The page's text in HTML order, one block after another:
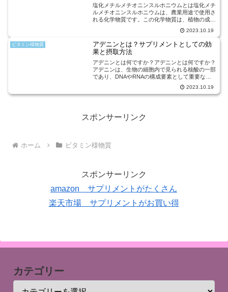
塩化メチルメチオニンスルホニウムとは塩化メチ
ルメチオニンスルホニウムは、農業用途で使用さ
れる化学物質です。この化学物質は、植物の成長
ります。塩化メチルメチオニンスルホニウムは、
土壌中の栄養素の吸収...
2023.10.19
ビタミン様物質
アデニンとは？サプリメントとしての効
果と摂取方法
アデニンとは何ですか？アデニンとは何ですか？
アデニンは、生物の細胞内で見られる核酸の一部
であり、DNAやRNAの構成要素として重要な役
割を果たしています。アデニンは、ピリミジンと
共にDNAの二重らせん構造を形成し、遺伝情報の
保存や転写に関与...
2023.10.19
スポンサーリンク
ホーム ビタミン様物質
スポンサーリンク
amazon サプリメントがたくさん
楽天市場 サプリメントがお買い得
カテゴリー